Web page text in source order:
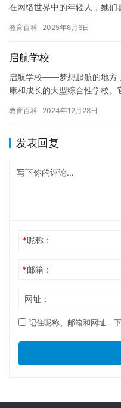
在网络世界中的年轻人，她
网络…
教育百科 2025年6月6日
启航学校
启航学校——梦想起航的地方
康和成长的大型综合性学校
面…
教育百科 2024年12月28日
发表回复
*昵称：
*邮箱：
网址：
记住昵称、邮箱和网址，